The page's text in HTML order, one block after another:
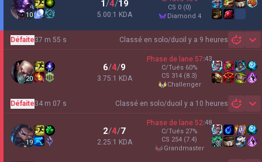
10
1/4/19
5.00:1 KDA
CS 0 (0)
diamond 4
Classé en solo/duoil y a 9 heures
Défaite37 m 55 s
20
6/4/9
3.75:1 KDA
Phase de lane 57:43
C/Tués 60%
CS 314 (8.3)
challenger
Classé en solo/duoil y a 10 heures
Défaite34 m 07 s
19
2/4/7
2.25:1 KDA
Phase de lane 52:48
C/Tués 27%
CS 254 (7.4)
grandmaster